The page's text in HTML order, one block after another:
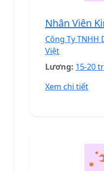
Nhân Viên
Công Ty TNHH
Việt
Lương: 15-20
Xem chi tiết